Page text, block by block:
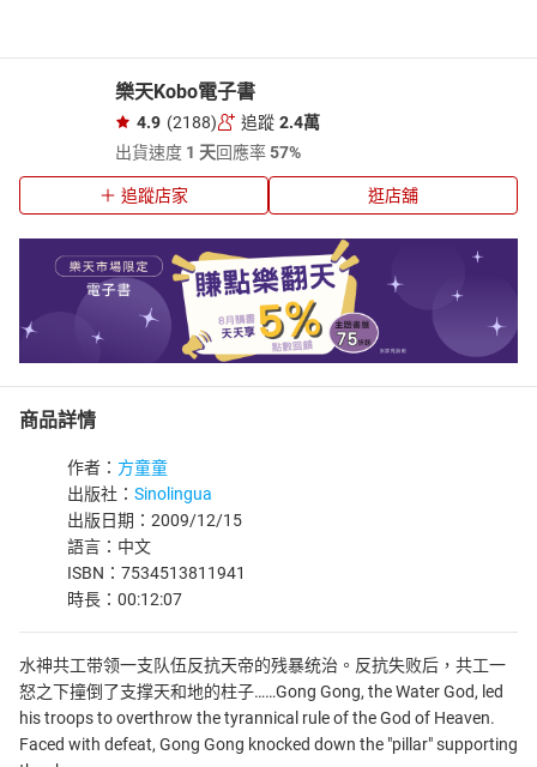
樂天Kobo電子書
4.9 (2188) 追蹤 2.4萬
出貨速度 1 天回應率57%
追蹤店家 逛店舖
商品詳情
作者： 方童童
出版社： Sinolingua
出版日期：2009/12/15
語言：中文
ISBN：7534513811941
時長：00:12:07
水神共工带领一支队伍反抗天帝的残暴统治。反抗失败后，共工一
怒之下撞倒了支撑天和地的柱子……Gong Gong, the Water God, led
his troops to overthrow the tyrannical rule of the God of Heaven.
Faced with defeat, Gong Gong knocked down the "pillar" supporting